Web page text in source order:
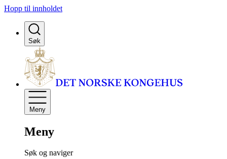
Hopp til innholdet
Søk
Meny
Meny
Søk og naviger